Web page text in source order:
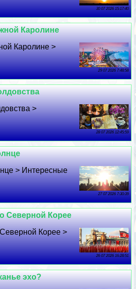
30 07 2026 15:17:40
Каролине
Каролине >
29 07 2026 7:48:58
>
28 07 2026 12:45:59
> Интересные
27 07 2026 7:30:39
Северной Корее
Корее >
26 07 2026 16:28:51
эхо?